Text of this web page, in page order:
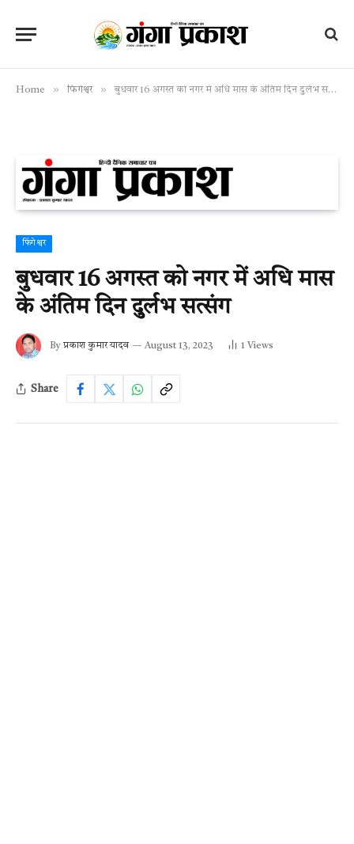
Home » फिंगेश्वर » बुधवार 16 अगस्त को नगर में अधि मास के अंतिम दिन दुर्लभ सत्संग
फिंगेश्वर
बुधवार 16 अगस्त को नगर में अधि मास
के अंतिम दिन दुर्लभ सत्संग
By प्रकाश कुमार यादव August 13, 2023 1 Views
Share